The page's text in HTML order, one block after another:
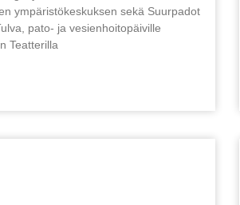
ympäristökeskuksen sekä Suurpadot
pato- ja vesienhoitopäiville
Teatterilla